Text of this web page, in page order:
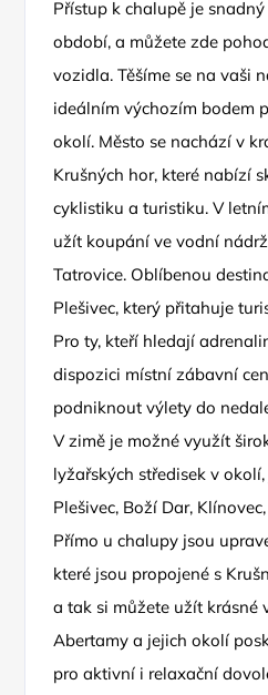
Přístup k chalupě je
období, a můžete zde
vozidla. Těšíme se na vaši
ideálním výchozím bodem
okolí. Město se nachází v
Krušných hor, které nabízí
cyklistiku a turistiku. V
užít koupání ve vodní
Tatrovice. Oblíbenou
Plešivec, který přitahuje
Pro ty, kteří hledají
dispozici místní zábavní
podniknout výlety do
V zimě je možné využít
lyžařských středisek v
Plešivec, Boží Dar,
Přímo u chalupy jsou
které jsou propojené s
a tak si můžete užít krásné
Abertamy a jejich okolí
pro aktivní i relaxační